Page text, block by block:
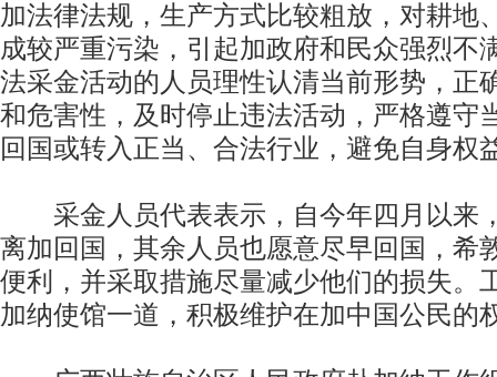
加法律法规，生产方式比较粗放，对耕地
成较严重污染，引起加政府和民众强烈不
法采金活动的人员理性认清当前形势，正
和危害性，及时停止违法活动，严格遵守
回国或转入正当、合法行业，避免自身权
采金人员代表表示，自今年四月以来
离加回国，其余人员也愿意尽早回国，希
便利，并采取措施尽量减少他们的损失。
加纳使馆一道，积极维护在加中国公民的